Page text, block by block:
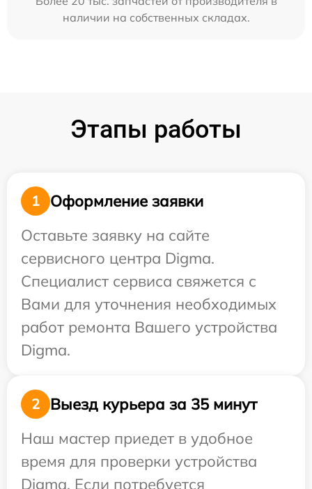
наличии на собственных складах.
Этапы работы
1
Оформление заявки
Оставьте заявку на сайте
сервисного центра Digma.
Специалист сервиса свяжется с
Вами для уточнения необходимых
работ ремонта Вашего устройства
Digma.
2
Выезд курьера за 35 минут
Наш мастер приедет в удобное
время для проверки устройства
Digma. Если потребуется